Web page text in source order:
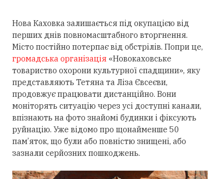
Нова Каховка залишається під окупацією від
перших днів повномасштабного вторгнення.
Місто постійно потерпає від обстрілів. Попри це,
громадська організація «Новокаховське
товариство охорони культурної спадщини», яку
представляють Тетяна та Ліза Євсеєви,
продовжує працювати дистанційно. Вони
моніторять ситуацію через усі доступні канали,
впізнають на фото знайомі будинки і фіксують
руйнацію. Уже відомо про щонайменше 50
пам’яток, що були або повністю знищені, або
зазнали серйозних пошкоджень.